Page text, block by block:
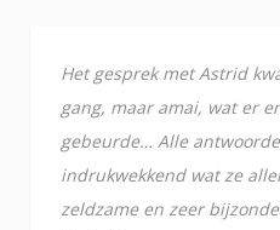
Het gesprek met Astrid
gang, maar amai, wat er
gebeurde… Alle
indrukwekkend wat ze
zeldzame en zeer